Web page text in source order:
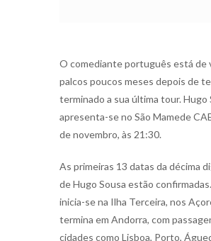
O comediante português está de
palcos poucos meses depois de
terminado a sua última tour. Hugo
apresenta-se no São Mamede
de novembro, às 21:30.
As primeiras 13 datas da décima
de Hugo Sousa estão
inicia-se na Ilha Terceira, nos
termina em Andorra, com
cidades como Lisboa, Porto,